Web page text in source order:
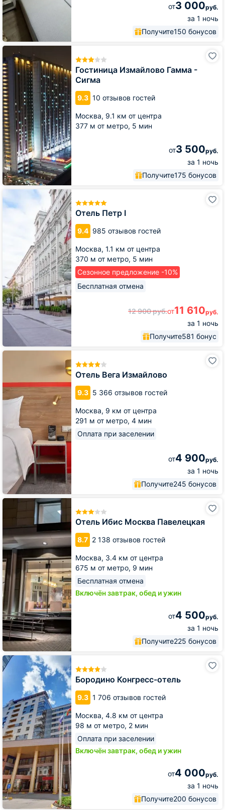
от3 000руб.
за 1 ночь
Получите150 бонусов
Гостиница Измайлово Гамма -
Сигма
9.3 10 отзывов гостей
Москва, 9.1 км от центра
377 м от метро, 5 мин
от3 500руб.
за 1 ночь
Получите175 бонусов
Гостиница
Измайлово
Гамма
-
Сигма
Отель Петр I
9.4 985 отзывов гостей
Москва, 1.1 км от центра
370 м от метро, 5 мин
Сезонное предложение -10%
Бесплатная отмена
12 900руб.от11 610руб.
за 1 ночь
Получите581 бонус
Петр
Отель Вега Измайлово
9.3 5 366 отзывов гостей
Москва, 9 км от центра
291 м от метро, 4 мин
Оплата при заселении
от4 900руб.
за 1 ночь
Получите245 бонусов
Отель
Отель Ибис Москва Павелецкая
8.7 2 138 отзывов гостей
Москва, 3.4 км от центра
675 м от метро, 9 мин
Бесплатная отмена
Включён завтрак, обед и ужин
от4 500руб.
за 1 ночь
Получите225 бонусов
Отель
Москва
Павелецкая
Бородино Конгресс-отель
9.3 1 706 отзывов гостей
Москва, 4.8 км от центра
98 м от метро, 2 мин
Оплата при заселении
Включён завтрак, обед и ужин
от4 000руб.
за 1 ночь
Получите200 бонусов
Бородино
Конгресс-
отель